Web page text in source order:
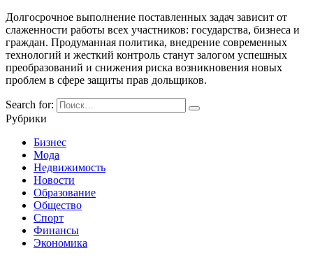
Долгосрочное выполнение поставленных задач зависит от
слаженности работы всех участников: государства, бизнеса и
граждан. Продуманная политика, внедрение современных
технологий и жесткий контроль станут залогом успешных
преобразований и снижения риска возникновения новых
проблем в сфере защиты прав дольщиков.
Search for:
Рубрики
Бизнес
Мода
Недвижимость
Новости
Образование
Общество
Спорт
Финансы
Экономика